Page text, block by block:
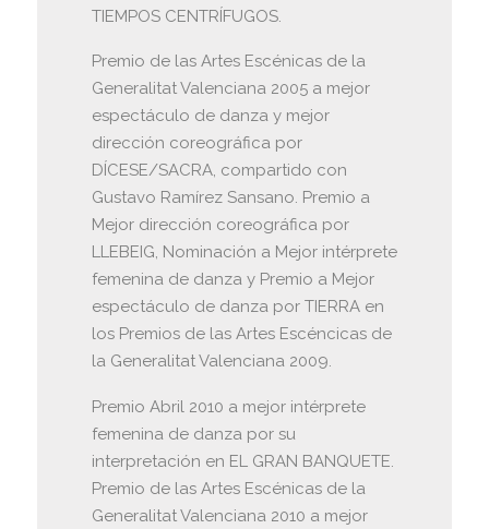
TIEMPOS CENTRÍFUGOS.
Premio de las Artes Escénicas de la
Generalitat Valenciana 2005 a mejor
espectáculo de danza y mejor
dirección coreográfica por
DÍCESE/SACRA, compartido con
Gustavo Ramírez Sansano. Premio a
Mejor dirección coreográfica por
LLEBEIG, Nominación a Mejor intérprete
femenina de danza y Premio a Mejor
espectáculo de danza por TIERRA en
los Premios de las Artes Escéncicas de
la Generalitat Valenciana 2009.
Premio Abril 2010 a mejor intérprete
femenina de danza por su
interpretación en EL GRAN BANQUETE.
Premio de las Artes Escénicas de la
Generalitat Valenciana 2010 a mejor